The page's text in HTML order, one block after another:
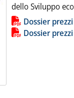
dello Sviluppo
notizia
Dossier
Dossier